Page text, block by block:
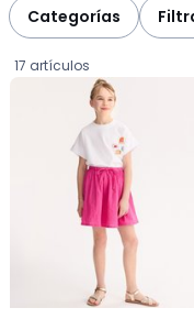
Categorías
17 artículos